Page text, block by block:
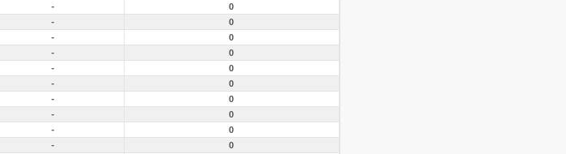
-
0
-
0
-
0
-
0
-
0
-
0
-
0
-
0
-
0
-
0